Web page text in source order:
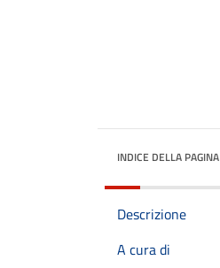
INDICE DELLA PAGINA
Descrizione
A cura di